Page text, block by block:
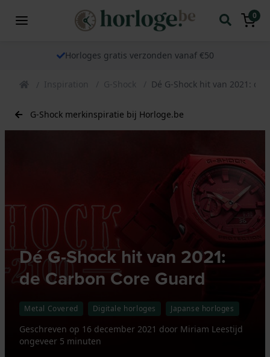
0
Horloges gratis verzonden vanaf €50
Inspiration G-Shock Dé G-Shock hit van 2021: de
G-Shock merkinspiratie bij Horloge.be
Dé G-Shock hit van 2021:
de Carbon Core Guard
Metal Covered Digitale horloges Japanse horloges
Geschreven op 16 december 2021 door Miriam Leestijd
ongeveer 5 minuten